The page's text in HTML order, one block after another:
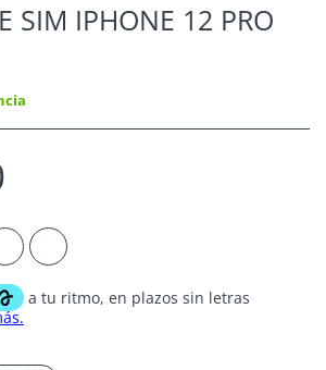
SIM IPHONE 12 PRO